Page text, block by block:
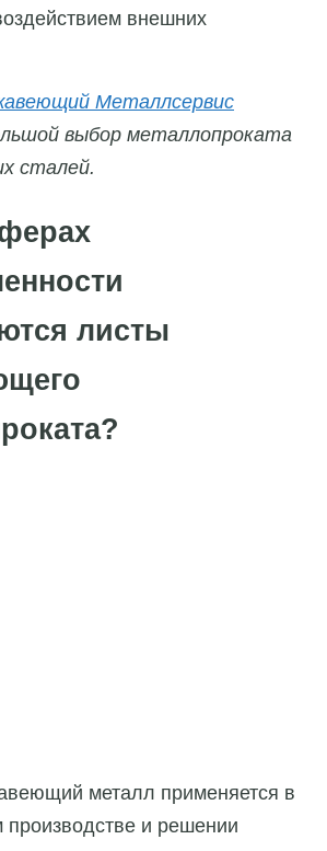
внешних
Металлсервис
выбор металлопроката
сталей.
листы
металл применяется в
и решении